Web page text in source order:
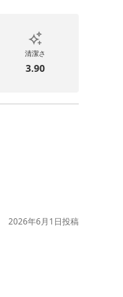
清潔さ
3.90
2026年6月1日投稿